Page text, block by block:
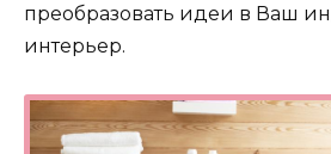
преобразовать идеи в Ваш
интерьер.